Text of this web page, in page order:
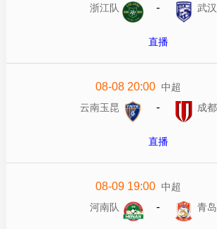
浙江队
- 武
直播
08-08 20:00 中超
云南玉昆
- 成
直播
08-09 19:00 中超
河南队
- 青